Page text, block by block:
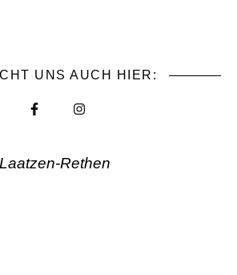
UNS AUCH HIER: